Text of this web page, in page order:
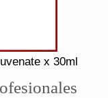
x 30ml